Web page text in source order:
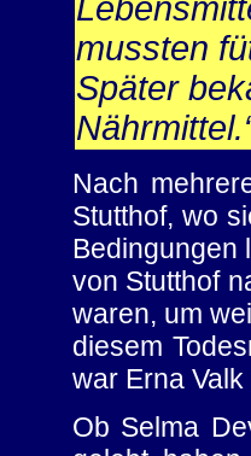
mussten
Später
Nach
Stutthof, wo
Bedingungen
von Stutthof
waren, um
diesem
war Erna
Ob Selma